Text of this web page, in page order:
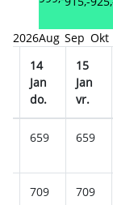
2026Aug Sep Okt
14
Jan
do.
15
Jan
vr.
659 659
709 709